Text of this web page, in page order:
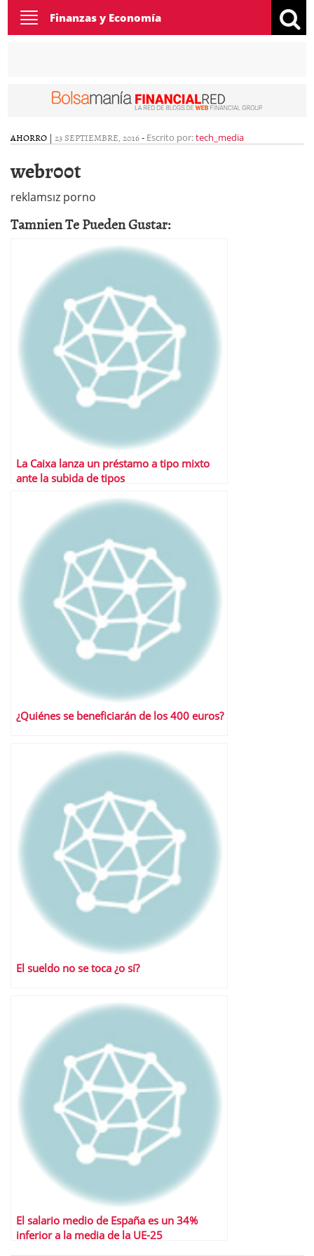
Toggle
navigation
Finanzas y Economía
AHORRO | 23 SEPTIEMBRE, 2016- Escrito por:tech_media
webr00t
reklamsız porno
Tamnien Te Pueden Gustar:
La Caixa lanza un préstamo a tipo mixto
ante la subida de tipos
¿Quiénes se beneficiarán de los 400 euros?
El sueldo no se toca ¿o sí?
El salario medio de España es un 34%
inferior a la media de la UE-25